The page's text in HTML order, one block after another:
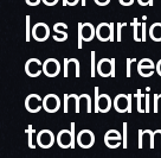
los
con la
todo el